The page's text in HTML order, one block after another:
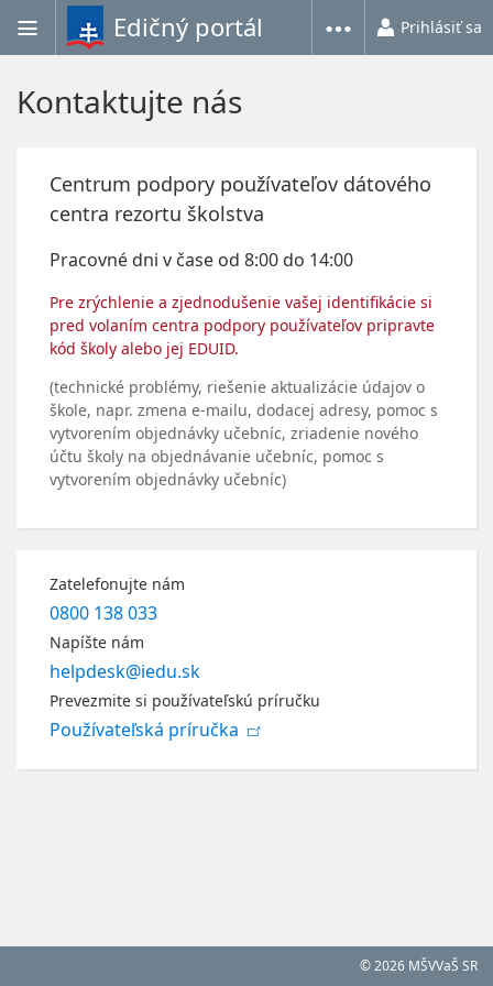
Edičný portál Prihlásiť sa
Kontaktujte nás
Centrum podpory používateľov dátového
centra rezortu školstva
Pracovné dni v čase od 8:00 do 14:00
Pre zrýchlenie a zjednodušenie vašej identifikácie si
pred volaním centra podpory používateľov pripravte
kód školy alebo jej EDUID.
(technické problémy, riešenie aktualizácie údajov o
škole, napr. zmena e-mailu, dodacej adresy, pomoc s
vytvorením objednávky učebníc, zriadenie nového
účtu školy na objednávanie učebníc, pomoc s
vytvorením objednávky učebníc)
Zatelefonujte nám
0800 138 033
Napíšte nám
helpdesk@iedu.sk
Prevezmite si používateľskú príručku
Používateľská príručka
© 2026 MŠVVaŠ SR